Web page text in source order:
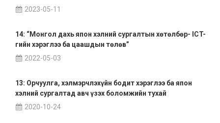
2023-05-11
14: “Монгол дахь япон хэлний сургалтын хөтөлбөр- ICT-
гийн хэрэглээ ба цаашдын төлөв”
2022-05-03
13: Орчуулга, хэлмэрчлэхүйн бодит хэрэглээ ба япон
хэлний сургалтад авч үзэх боломжийн тухай
2020-10-24